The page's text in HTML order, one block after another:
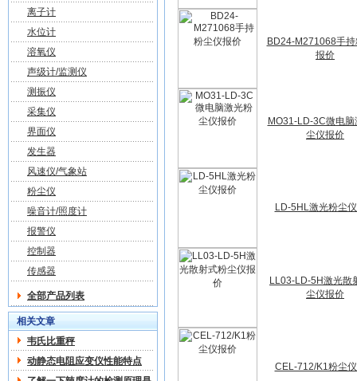
离子计
水位计
溶氧仪
声级计/监测仪
测振仪
采集仪
界面仪
发生器
风速仪/气象站
粉尘仪
噪音计/照度计
报警仪
控制器
传感器
全部产品列表
相关文章
韦氏比重秤
动静态电阻应变仪性能特点
BD24-M271068手
报价
MO31-LD-3C微电脑
尘仪报价
LD-5HL激光粉尘
LL03-LD-5H激光散
尘仪报价
CEL-712/K1粉尘